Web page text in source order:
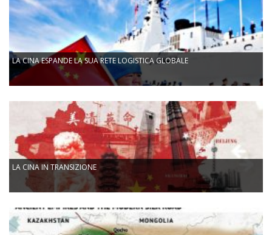
LA CINA ESPANDE LA SUA RETE LOGISTICA GLOBALE
LA CINA IN TRANSIZIONE